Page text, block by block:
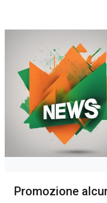
Promozione